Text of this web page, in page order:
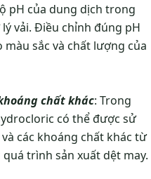
pH của dung dịch trong
vải. Điều chỉnh đúng pH
sắc và chất lượng của
chất khác: Trong
có thể được sử
các khoáng chất khác từ
trình sản xuất dệt may.